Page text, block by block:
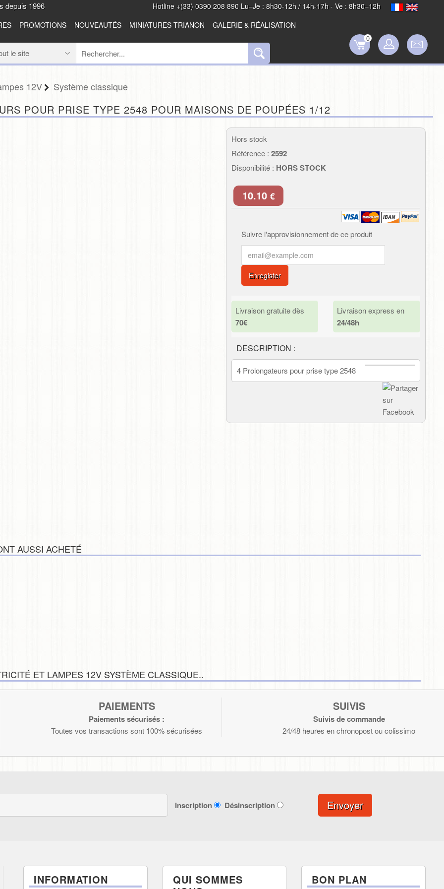
depuis 1996
Hotline +(33) 0390 208 890 Lu–Je : 8h30-12h / 14h-17h - Ve : 8h30–12h
PROMOTIONS NOUVEAUTÉS MINIATURES TRIANON GALERIE & RÉALISATION
0
12V Système classique
POUR PRISE TYPE 2548 POUR MAISONS DE POUPÉES 1/12
Hors stock
Référence : 2592
Disponibilité : HORS STOCK
10.10 €
Suivre l'approvisionnement de ce produit
Enregister
Livraison gratuite dès
70€
Livraison express en
24/48h
DESCRIPTION :
4 Prolongateurs pour prise type 2548
AUSSI ACHETÉ
ET LAMPES 12V SYSTÈME CLASSIQUE..
PAIEMENTS
Paiements sécurisés :
Toutes vos transactions sont 100% sécurisées
SUIVIS
Suivis de commande
24/48 heures en chronopost ou colissimo
Inscription Désinscription Envoyer
INFORMATION
QUI SOMMES
BON PLAN